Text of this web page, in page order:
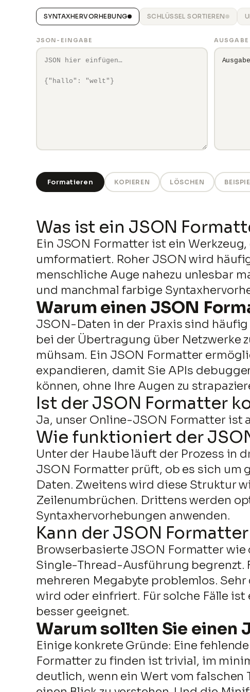
SYNTAXHERVORHEBUNG SCHLÜSSEL SORTIEREN
JSON-EINGABE AUSGABE
Formatieren KOPIEREN LÖSCHEN
Was ist ein JSON
Ein JSON Formatter ist ein
umformatiert. Roher JSON wird
menschliche Auge nahezu unlesbar
und manchmal farbige
Warum einen JSON
JSON-Daten in der Praxis sind
bei der Übertragung über Netzwerke
mühsam. Ein JSON Formatter
expandieren, damit Sie APIs
können, ohne Ihre Augen zu
Ist der JSON Formatter
Ja, unser Online-JSON Formatter ist
Wie funktioniert der
Unter der Haube läuft der Prozess in
JSON Formatter prüft, ob es sich
Daten. Zweitens wird diese Struktur
Zeilenumbrüchen. Drittens werden
Syntaxhervorhebungen anwenden.
Kann der JSON
Browserbasierte JSON Formatter
Single-Thread-Ausführung begrenzt.
mehreren Megabyte problemlos.
wird oder einfriert. Für solche Fälle
besser geeignet.
Warum sollten Sie einen
Einige konkrete Gründe: Eine
Formatter zu finden ist trivial, im
deutlich, wenn ein Wert vom